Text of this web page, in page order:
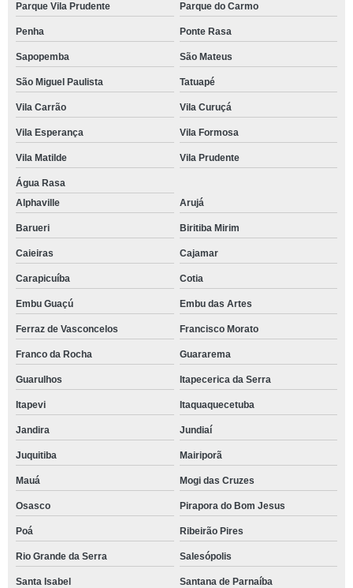
Parque Vila Prudente Parque do Carmo
Penha Ponte Rasa
Sapopemba São Mateus
São Miguel Paulista Tatuapé
Vila Carrão Vila Curuçá
Vila Esperança Vila Formosa
Vila Matilde Vila Prudente
Água Rasa
Alphaville
Arujá
Barueri Biritiba Mirim
Caieiras Cajamar
Carapicuíba Cotia
Embu Guaçú Embu das Artes
Ferraz de Vasconcelos Francisco Morato
Franco da Rocha Guararema
Guarulhos Itapecerica da Serra
Itapevi Itaquaquecetuba
Jandira Jundiaí
Juquitiba Mairiporã
Mauá Mogi das Cruzes
Osasco Pirapora do Bom Jesus
Poá Ribeirão Pires
Rio Grande da Serra Salesópolis
Santa Isabel Santana de Parnaíba